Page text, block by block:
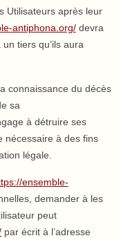
Utilisateurs après leur
antiphona.org/devra
tiers qu’ils aura
a connaissance du décès
sa
à détruire ses
nécessaire à des fins
légale.
ensemble-
demander à les
peut
par écrit à l’adresse